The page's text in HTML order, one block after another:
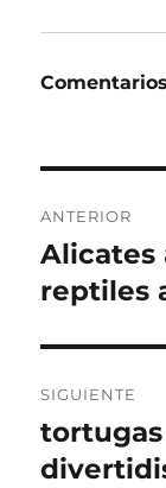
de
ANTERIOR
Entrada
anterior:
Alicates
reptiles
SIGUIENTE
Entrada
siguiente: